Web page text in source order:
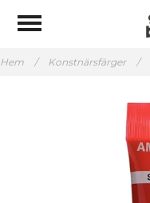
Hem / Konstnärsfärger /